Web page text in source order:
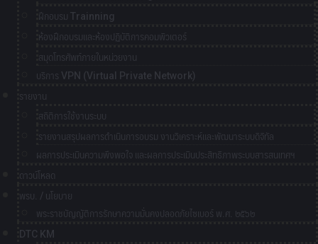
ฝึกอบรม Trainning
ห้องฝึกอบรมและห้องปฏิบัติการคอมพิวเตอร์
สมุดโทรศัพท์ภายในหน่วยงาน
บริการ VPN (Virtual Private Network)
รายงาน
สถิติการใช้งานระบบ
รายงานสรุปผลการดำเนินการอบรม งานวิเคราะห์และพัฒนาระบบดิจิทัล
ผลการประเมินความพึงพอใจ และผลการประเมินประสิทธิภาพระบบสารสนเทศฯ
ดาวน์โหลด
พรบ. / นโยบาย
พระราชบัญญัติการรักษาความมั่นคงปลอดภัยไซเบอร์ พ.ศ. ๒๕๖๒
DTC KM